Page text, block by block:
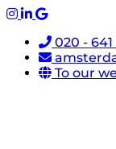
020 -
To our